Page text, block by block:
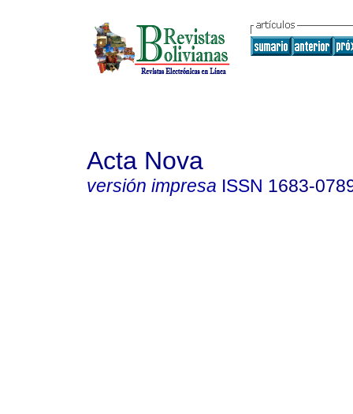
Acta Nova
versión impresa ISSN 1683-